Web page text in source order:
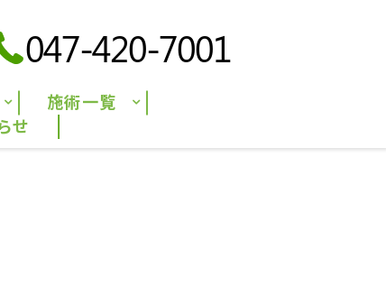
047-420-7001
施術一覧
せ